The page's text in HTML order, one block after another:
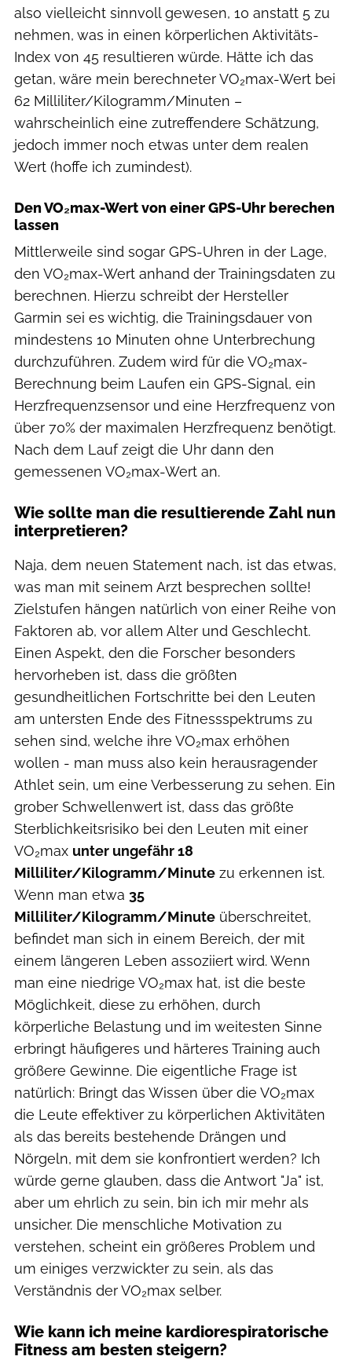
also vielleicht sinnvoll gewesen, 10 anstatt 5 zu
nehmen, was in einen körperlichen Aktivitäts-
Index von 45 resultieren würde. Hätte ich das
getan, wäre mein berechneter VO₂max-Wert bei
62 Milliliter/Kilogramm/Minuten –
wahrscheinlich eine zutreffendere Schätzung,
jedoch immer noch etwas unter dem realen
Wert (hoffe ich zumindest).
Den VO₂max-Wert von einer GPS-Uhr berechen
lassen
Mittlerweile sind sogar GPS-Uhren in der Lage,
den VO₂max-Wert anhand der Trainingsdaten zu
berechnen. Hierzu schreibt der Hersteller
Garmin sei es wichtig, die Trainingsdauer von
mindestens 10 Minuten ohne Unterbrechung
durchzuführen. Zudem wird für die VO₂max-
Berechnung beim Laufen ein GPS-Signal, ein
Herzfrequenzsensor und eine Herzfrequenz von
über 70% der maximalen Herzfrequenz benötigt.
Nach dem Lauf zeigt die Uhr dann den
gemessenen VO₂max-Wert an.
Wie sollte man die resultierende Zahl nun
interpretieren?
Naja, dem neuen Statement nach, ist das etwas,
was man mit seinem Arzt besprechen sollte!
Zielstufen hängen natürlich von einer Reihe von
Faktoren ab, vor allem Alter und Geschlecht.
Einen Aspekt, den die Forscher besonders
hervorheben ist, dass die größten
gesundheitlichen Fortschritte bei den Leuten
am untersten Ende des Fitnessspektrums zu
sehen sind, welche ihre VO₂max erhöhen
wollen - man muss also kein herausragender
Athlet sein, um eine Verbesserung zu sehen. Ein
grober Schwellenwert ist, dass das größte
Sterblichkeitsrisiko bei den Leuten mit einer
VO₂max unter ungefähr 18
Milliliter/Kilogramm/Minute zu erkennen ist.
Wenn man etwa 35
Milliliter/Kilogramm/Minute überschreitet,
befindet man sich in einem Bereich, der mit
einem längeren Leben assoziiert wird. Wenn
man eine niedrige VO₂max hat, ist die beste
Möglichkeit, diese zu erhöhen, durch
körperliche Belastung und im weitesten Sinne
erbringt häufigeres und härteres Training auch
größere Gewinne. Die eigentliche Frage ist
natürlich: Bringt das Wissen über die VO₂max
die Leute effektiver zu körperlichen Aktivitäten
als das bereits bestehende Drängen und
Nörgeln, mit dem sie konfrontiert werden? Ich
würde gerne glauben, dass die Antwort "Ja" ist,
aber um ehrlich zu sein, bin ich mir mehr als
unsicher. Die menschliche Motivation zu
verstehen, scheint ein größeres Problem und
um einiges verzwickter zu sein, als das
Verständnis der VO₂max selber.
Wie kann ich meine kardiorespiratorische
Fitness am besten steigern?